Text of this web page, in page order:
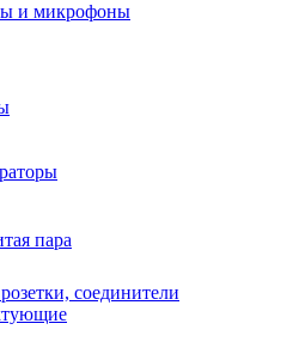
и микрофоны
пара
соединители